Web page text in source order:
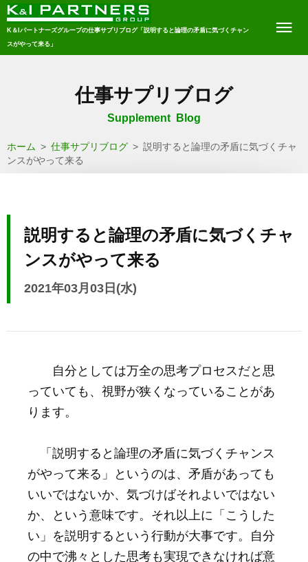
K＆Iパートナーズグループの仕事サプリブログ「説明すると論理の矛盾に気づくチャン
スがやって来る」
仕事サプリブログ
Supplement Blog
ホーム > 仕事サプリブログ > 説明すると論理の矛盾に気づくチャ
ンスがやって来る
説明すると論理の矛盾に気づくチャ
ンスがやって来る
2021年03月03日(水)
自分としては万全の思考プロセスだと思
っていても、視野が狭くなっていることがあ
ります。
「説明すると論理の矛盾に気づくチャンス
がやって来る」というのは、矛盾があっても
いいではないか、気づけばそれよいではない
か、という意味です。それ以上に「こうした
い」を説明するという行動が大事です。自分
の中で沸々とした思考も実現できなければ意